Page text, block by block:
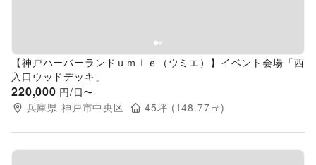
【神戸ハーバーランドｕｍｉｅ（ウミエ）】イベント会場「西
入口ウッドデッキ」
220,000 円/日〜
兵庫県 神戸市中央区 45坪 (148.77㎡)